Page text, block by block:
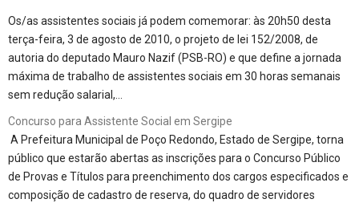
Os/as assistentes sociais já podem comemorar: às 20h50 desta
terça-feira, 3 de agosto de 2010, o projeto de lei 152/2008, de
autoria do deputado Mauro Nazif (PSB-RO) e que define a jornada
máxima de trabalho de assistentes sociais em 30 horas semanais
sem redução salarial,…
Concurso para Assistente Social em Sergipe
A Prefeitura Municipal de Poço Redondo, Estado de Sergipe, torna
público que estarão abertas as inscrições para o Concurso Público
de Provas e Títulos para preenchimento dos cargos especificados e
composição de cadastro de reserva, do quadro de servidores